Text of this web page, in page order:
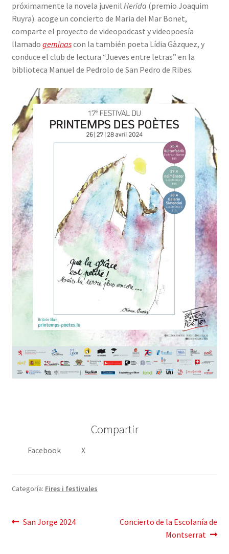
próximamente la novela juvenil Herida (premio Joaquim
Ruyra). acoge un concierto de Maria del Mar Bonet,
comparte el proyecto de videopodcast y videopoesía
llamado geminascon la también poeta Lídia Gàzquez, y
conduce el club de lectura “Jueves entre letras” en la
biblioteca Manuel de Pedrolo de San Pedro de Ribes.
Compartir
Facebook X
Categoría: Fires i festivales
Mensaje
Publicación
San Jorge 2024
Siguiente
Concierto de la Escolanía de
Montserrat